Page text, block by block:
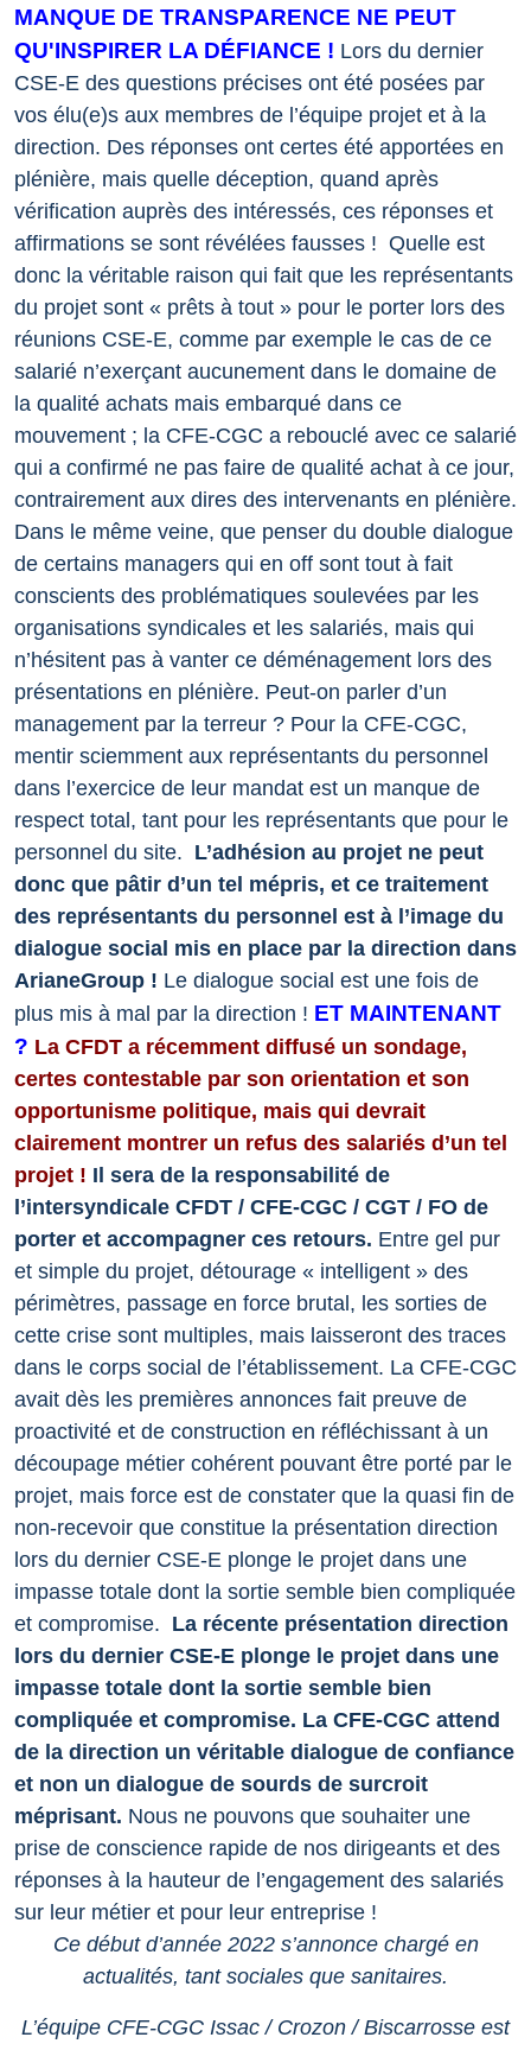
MANQUE DE TRANSPARENCE NE PEUT
QU'INSPIRER LA DÉFIANCE ! Lors du dernier
CSE-E des questions précises ont été posées par
vos élu(e)s aux membres de l’équipe projet et à la
direction. Des réponses ont certes été apportées en
plénière, mais quelle déception, quand après
vérification auprès des intéressés, ces réponses et
affirmations se sont révélées fausses ! Quelle est
donc la véritable raison qui fait que les représentants
du projet sont « prêts à tout » pour le porter lors des
réunions CSE-E, comme par exemple le cas de ce
salarié n’exerçant aucunement dans le domaine de
la qualité achats mais embarqué dans ce
mouvement ; la CFE-CGC a rebouclé avec ce salarié
qui a confirmé ne pas faire de qualité achat à ce jour,
contrairement aux dires des intervenants en plénière.
Dans le même veine, que penser du double dialogue
de certains managers qui en off sont tout à fait
conscients des problématiques soulevées par les
organisations syndicales et les salariés, mais qui
n’hésitent pas à vanter ce déménagement lors des
présentations en plénière. Peut-on parler d’un
management par la terreur ? Pour la CFE-CGC,
mentir sciemment aux représentants du personnel
dans l’exercice de leur mandat est un manque de
respect total, tant pour les représentants que pour le
personnel du site. L’adhésion au projet ne peut
donc que pâtir d’un tel mépris, et ce traitement
des représentants du personnel est à l’image du
dialogue social mis en place par la direction dans
ArianeGroup ! Le dialogue social est une fois de
plus mis à mal par la direction ! ET MAINTENANT
? La CFDT a récemment diffusé un sondage,
certes contestable par son orientation et son
opportunisme politique, mais qui devrait
clairement montrer un refus des salariés d’un tel
projet ! Il sera de la responsabilité de
l’intersyndicale CFDT / CFE-CGC / CGT / FO de
porter et accompagner ces retours. Entre gel pur
et simple du projet, détourage « intelligent » des
périmètres, passage en force brutal, les sorties de
cette crise sont multiples, mais laisseront des traces
dans le corps social de l’établissement. La CFE-CGC
avait dès les premières annonces fait preuve de
proactivité et de construction en réfléchissant à un
découpage métier cohérent pouvant être porté par le
projet, mais force est de constater que la quasi fin de
non-recevoir que constitue la présentation direction
lors du dernier CSE-E plonge le projet dans une
impasse totale dont la sortie semble bien compliquée
et compromise. La récente présentation direction
lors du dernier CSE-E plonge le projet dans une
impasse totale dont la sortie semble bien
compliquée et compromise. La CFE-CGC attend
de la direction un véritable dialogue de confiance
et non un dialogue de sourds de surcroit
méprisant. Nous ne pouvons que souhaiter une
prise de conscience rapide de nos dirigeants et des
réponses à la hauteur de l’engagement des salariés
sur leur métier et pour leur entreprise !
Ce début d’année 2022 s’annonce chargé en
actualités, tant sociales que sanitaires.
L’équipe CFE-CGC Issac / Crozon / Biscarrosse est